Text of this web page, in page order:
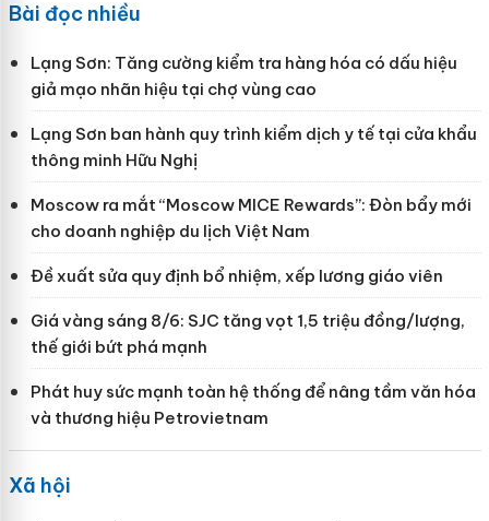
Bài đọc nhiều
Lạng Sơn: Tăng cường kiểm tra hàng hóa có dấu hiệu
giả mạo nhãn hiệu tại chợ vùng cao
Lạng Sơn ban hành quy trình kiểm dịch y tế tại cửa khẩu
thông minh Hữu Nghị
Moscow ra mắt “Moscow MICE Rewards”: Đòn bẩy mới
cho doanh nghiệp du lịch Việt Nam
Đề xuất sửa quy định bổ nhiệm, xếp lương giáo viên
Giá vàng sáng 8/6: SJC tăng vọt 1,5 triệu đồng/lượng,
thế giới bứt phá mạnh
Phát huy sức mạnh toàn hệ thống để nâng tầm văn hóa
và thương hiệu Petrovietnam
Xã hội